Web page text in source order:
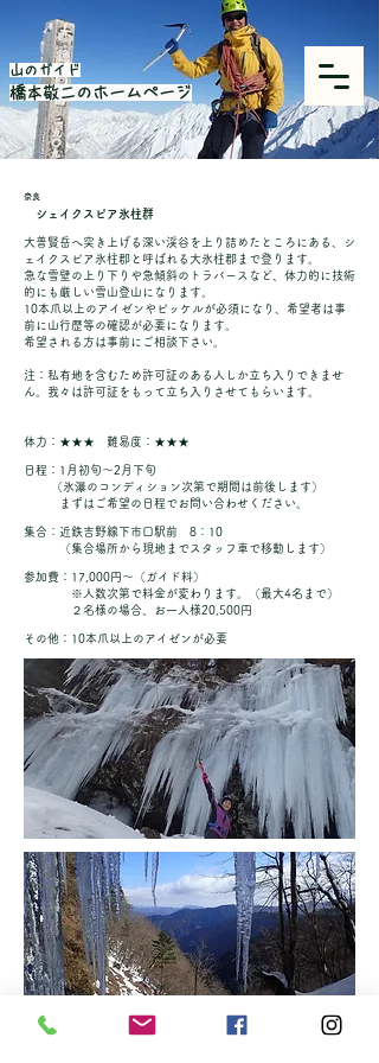
山のガイド
橋本敬二のホームページ
奈良
シェイクスピア氷柱群
大普賢岳へ突き上げる深い渓谷を上り詰めたところにある、シ
ェイクスピア氷柱郡と呼ばれる大氷柱郡まで登ります。
急な雪壁の上り下りや急傾斜のトラバースなど、体力的に技術
的にも厳しい雪山登山になります。
10本爪以上のアイゼンやピッケルが必須になり、希望者は事
前に山行歴等の確認が必要になります。
希望される方は事前にご相談下さい。​
注：私有地を含むため許可証のある人しか立ち入りできませ
ん。我々は許可証をもって立ち入りさせてもらいます。
体力：★★★ 難易度：★★★​
​日程：1月初旬～2月下旬
（氷瀑のコンディション次第で期間は前後します）
まずはご希望の日程でお問い合わせください。
​集合：近鉄吉野線下市口駅前 8：10
（集合場所から現地までスタッフ車で移動します）
参加費：17,000円～（ガイド料）
※人数次第で料金が変わります。（最大4名まで）
２名様の場合、お一人様20,500円
​その他：10本爪以上のアイゼンが必要